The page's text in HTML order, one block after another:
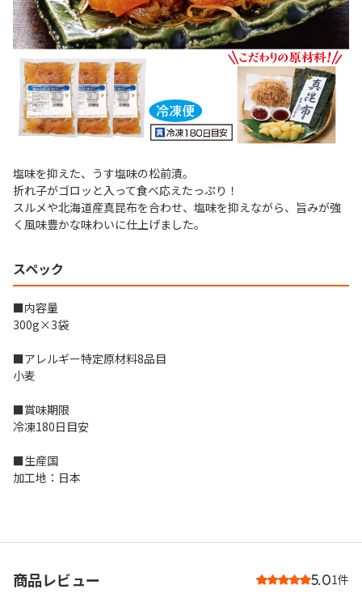
塩味を抑えた、うす塩味の松前漬。
折れ子がゴロッと入って食べ応えたっぷり！
スルメや北海道産真昆布を合わせ、塩味を抑えながら、旨みが強
く風味豊かな味わいに仕上げました。
スペック
■内容量
300g×3袋
■アレルギー特定原材料8品目
小麦
■賞味期限
冷凍180日目安
■生産国
加工地：日本
商品レビュー 5.01件